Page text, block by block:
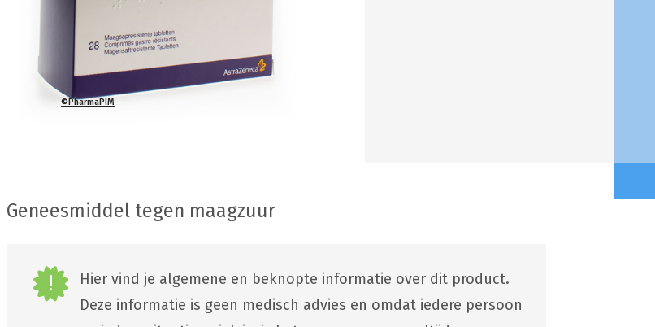
©PharmaPIM
Geneesmiddel tegen maagzuur
Hier vind je algemene en beknopte informatie over dit product.
Deze informatie is geen medisch advies en omdat iedere persoon